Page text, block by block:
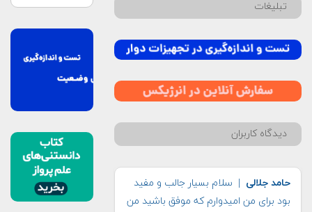
تبلیغات
دیدگاه کاربران
حامد جلالی | سلام بسیار جالب و مفید
بود برای من امیدوارم که موفق باشید من